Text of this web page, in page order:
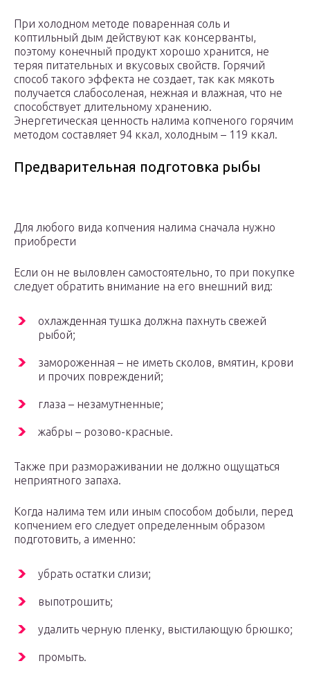
При холодном методе поваренная соль и
коптильный дым действуют как консерванты,
поэтому конечный продукт хорошо хранится, не
теряя питательных и вкусовых свойств. Горячий
способ такого эффекта не создает, так как мякоть
получается слабосоленая, нежная и влажная, что не
способствует длительному хранению.
Энергетическая ценность налима копченого горячим
методом составляет 94 ккал, холодным – 119 ккал.
Предварительная подготовка рыбы
Для любого вида копчения налима сначала нужно
приобрести
Если он не выловлен самостоятельно, то при покупке
следует обратить внимание на его внешний вид:
охлажденная тушка должна пахнуть свежей
рыбой;
замороженная – не иметь сколов, вмятин, крови
и прочих повреждений;
глаза – незамутненные;
жабры – розово-красные.
Также при размораживании не должно ощущаться
неприятного запаха.
Когда налима тем или иным способом добыли, перед
копчением его следует определенным образом
подготовить, а именно:
убрать остатки слизи;
выпотрошить;
удалить черную пленку, выстилающую брюшко;
промыть.